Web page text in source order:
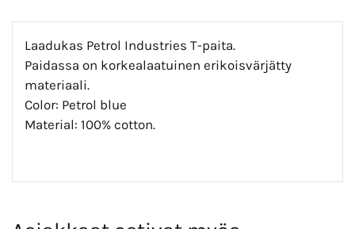
Laadukas Petrol Industries T-paita.
Paidassa on korkealaatuinen erikoisvärjätty
materiaali.
Color: Petrol blue
Material: 100% cotton.